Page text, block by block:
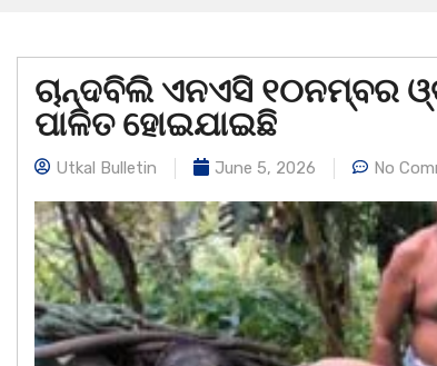
ଚାନ୍ଦବିଲି ଏନଏସି ୧୦ନମ୍ବର
ପାଳିତ ହୋଇଯାଇଛି
Utkal Bulletin June 5, 2026 No